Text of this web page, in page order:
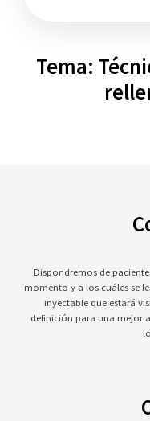
Tema:
Dispondremos de
momento y a los cuáles se
inyectable que estará
definición para una mejor